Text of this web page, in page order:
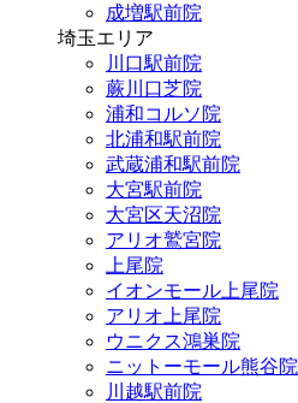
成増駅前院
埼玉エリア
川口駅前院
蕨川口芝院
浦和コルソ院
北浦和駅前院
武蔵浦和駅前院
大宮駅前院
大宮区天沼院
アリオ鷲宮院
上尾院
イオンモール上尾院
アリオ上尾院
ウニクス鴻巣院
ニットーモール熊谷院
川越駅前院